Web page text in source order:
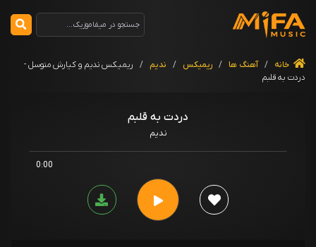
خانه / آهنگ ها / ریمیکس / ندیم /
ریمیکس ندیم و کیارش متوسل -
دردت به قلبم
دردت به قلبم
ندیم
0:00